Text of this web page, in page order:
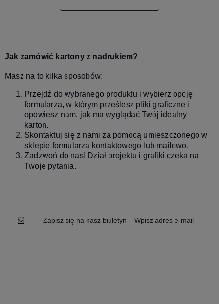
Jak zamówić kartony z nadrukiem?
Masz na to kilka sposobów:
Przejdź do wybranego produktu i wybierz opcję
formularza, w którym prześlesz pliki graficzne i
opowiesz nam, jak ma wyglądać Twój idealny
karton.
Skontaktuj się z nami za pomocą umieszczonego w
sklepie formularza kontaktowego lub mailowo.
Zadzwoń do nas! Dział projektu i grafiki czeka na
Twoje pytania.
Zapisz się na nasz biuletyn – Wpisz adres e-mail